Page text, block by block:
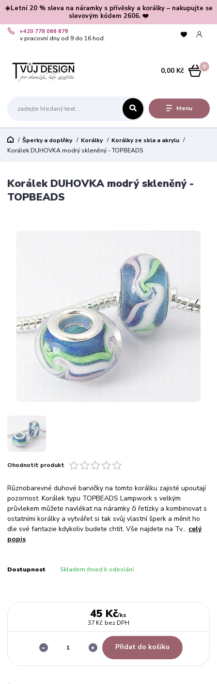
☀️Letní 20 % sleva na náramky s přívěsky a korálky – nakupujte se
slevovým kódem 2606. ❤️
Menu
+420 778 066 878
v pracovní dny od 9 do 16 hod.
0
0,00 Kč
Šperky a doplňky Korálky
Korálky ze skla a akrylu
Korálek DUHOVKA modrý skleněný - TOPBEADS
Korálek DUHOVKA modrý skleněný -
TOPBEADS
Ohodnotit produkt
Různobarevné duhové barvičky na tomto korálku zajisté upoutají
pozornost. Korálek typu TOPBEADS Lampwork s velkým
průvlekem můžete navlékat na náramky či řetízky a kombinovat s
ostatními korálky a vytvářet si tak svůj vlastní šperk a měnit ho
dle své fantazie kdykoliv budete chtít. Vše najdete na Tv... celý
popis
Dostupnost Skladem ihned k odeslání
45 Kč/ks
37 Kč bez DPH
Přidat do košíku